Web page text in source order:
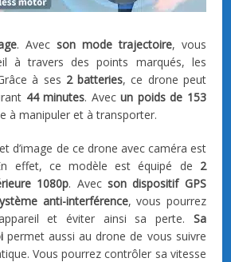
. Avecson mode trajectoire, vous
à travers des points marqués, les
à ses 2 batteries, ce drone peut
44 minutes. Avecun poids de 153
à manipuler et à transporter.
d’image de ce drone avec caméra est
effet, ce modèle est équipé de 2
1080p. Avec son dispositif GPS
anti-interférence, vous pourrez
et éviter ainsi sa perte. Sa
permet aussi au drone de vous suivre
Vous pourrez contrôler sa vitesse